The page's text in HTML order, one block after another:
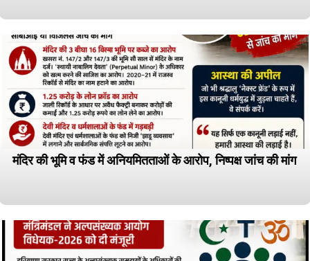
मंदिर की भूमि व फंड में अनियमितताओं के आरोप, निष्पक्ष जांच की मांग